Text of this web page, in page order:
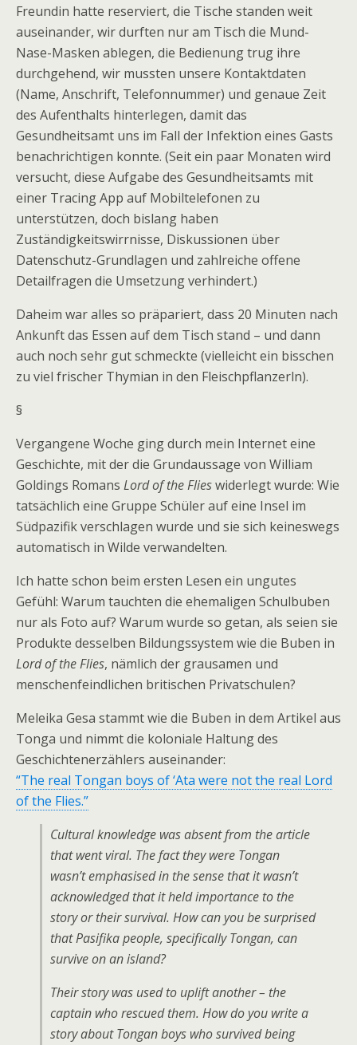
Freundin hatte reserviert, die Tische standen weit
auseinander, wir durften nur am Tisch die Mund-
Nase-Masken ablegen, die Bedienung trug ihre
durchgehend, wir mussten unsere Kontaktdaten
(Name, Anschrift, Telefonnummer) und genaue Zeit
des Aufenthalts hinterlegen, damit das
Gesundheitsamt uns im Fall der Infektion eines Gasts
benachrichtigen konnte. (Seit ein paar Monaten wird
versucht, diese Aufgabe des Gesundheitsamts mit
einer Tracing App auf Mobiltelefonen zu
unterstützen, doch bislang haben
Zuständigkeitswirrnisse, Diskussionen über
Datenschutz-Grundlagen und zahlreiche offene
Detailfragen die Umsetzung verhindert.)
Daheim war alles so präpariert, dass 20 Minuten nach
Ankunft das Essen auf dem Tisch stand – und dann
auch noch sehr gut schmeckte (vielleicht ein bisschen
zu viel frischer Thymian in den Fleischpflanzerln).
§
Vergangene Woche ging durch mein Internet eine
Geschichte, mit der die Grundaussage von William
Goldings Romans Lord of the Flieswiderlegt wurde: Wie
tatsächlich eine Gruppe Schüler auf eine Insel im
Südpazifik verschlagen wurde und sie sich keineswegs
automatisch in Wilde verwandelten.
Ich hatte schon beim ersten Lesen ein ungutes
Gefühl: Warum tauchten die ehemaligen Schulbuben
nur als Foto auf? Warum wurde so getan, als seien sie
Produkte desselben Bildungssystem wie die Buben in
Lord of the Flies, nämlich der grausamen und
menschenfeindlichen britischen Privatschulen?
Meleika Gesa stammt wie die Buben in dem Artikel aus
Tonga und nimmt die koloniale Haltung des
Geschichtenerzählers auseinander:
“The real Tongan boys of ‘Ata were not the real Lord
of the Flies.”
Cultural knowledge was absent from the article
that went viral. The fact they were Tongan
wasn’t emphasised in the sense that it wasn’t
acknowledged that it held importance to the
story or their survival. How can you be surprised
that Pasifika people, specifically Tongan, can
survive on an island?
Their story was used to uplift another – the
captain who rescued them. How do you write a
story about Tongan boys who survived being